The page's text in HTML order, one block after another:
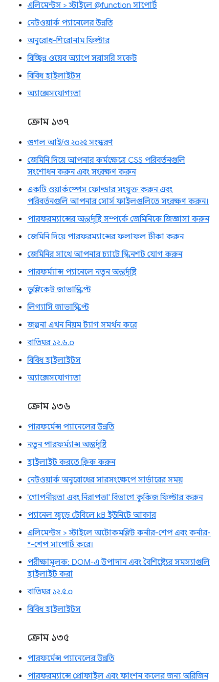
এলিমেন্টস > স্টাইলে @function সাপোর্ট
নেটওয়ার্ক প্যানেলের উন্নতি
অনুরোধ-শিরোনাম ফিল্টার
বিচ্ছিন্ন ওয়েব অ্যাপে সরাসরি সকেট
বিবিধ হাইলাইটস
অ্যাক্সেসযোগ্যতা
ক্রোম ১৩৭
গুগল আই/ও ২০২৫ সংস্করণ
জেমিনি দিয়ে আপনার কর্মক্ষেত্রে CSS পরিবর্তনগুলি
সংশোধন করুন এবং সংরক্ষণ করুন
একটি ওয়ার্কস্পেস ফোল্ডার সংযুক্ত করুন এবং
পরিবর্তনগুলি আপনার সোর্স ফাইলগুলিতে সংরক্ষণ করুন।
পারফরম্যান্সের অন্তর্দৃষ্টি সম্পর্কে জেমিনিকে জিজ্ঞাসা করুন
জেমিনি দিয়ে পারফরম্যান্সের ফলাফল টীকা করুন
জেমিনির সাথে আপনার চ্যাটে স্ক্রিনশট যোগ করুন
পারফর্ম্যান্স প্যানেলে নতুন অন্তর্দৃষ্টি
ডুপ্লিকেট জাভাস্ক্রিপ্ট
লিগ্যাসি জাভাস্ক্রিপ্ট
জল্পনা এখন নিয়ম ট্যাগ সমর্থন করে
বাতিঘর ১২.৬.০
বিবিধ হাইলাইটস
অ্যাক্সেসযোগ্যতা
ক্রোম ১৩৬
পারফর্মেন্স প্যানেলের উন্নতি
নতুন পারফর্ম্যান্স অন্তর্দৃষ্টি
হাইলাইট করতে ক্লিক করুন
নেটওয়ার্ক অনুরোধের সারসংক্ষেপে সার্ভারের সময়
'গোপনীয়তা এবং নিরাপত্তা' বিভাগে কুকিজ ফিল্টার করুন
প্যানেল জুড়ে টেবিলে kB ইউনিটে আকার
এলিমেন্টস > স্টাইলে অটোকমপ্লিট কর্নার-শেপ এবং কর্নার-
*-শেপ সাপোর্ট করে।
পরীক্ষামূলক: DOM-এ উপাদান এবং বৈশিষ্ট্যের সমস্যাগুলি
হাইলাইট করা
বাতিঘর ১২.৫.০
বিবিধ হাইলাইটস
ক্রোম ১৩৫
পারফর্মেন্স প্যানেলের উন্নতি
পারফরম্যান্সে প্রোফাইল এবং ফাংশন কলের জন্য অরিজিন